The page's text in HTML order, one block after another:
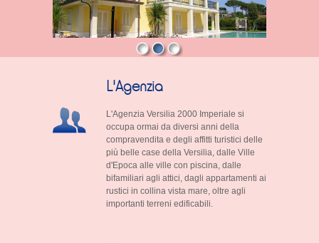
L'Agenzia
L'Agenzia Versilia 2000 Imperiale si
occupa ormai da diversi anni della
compravendita e degli affitti turistici delle
più belle case della Versilia, dalle Ville
d'Epoca alle ville con piscina, dalle
bifamiliari agli attici, dagli appartamenti ai
rustici in collina vista mare, oltre agli
importanti terreni edificabili.